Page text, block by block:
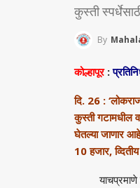
कुस्ती
By
कोल्हापूर:
दि. 26 :
कुस्ती गटामधील
घेतल्या जाणार
10 हजार,
याचप्रमाणे